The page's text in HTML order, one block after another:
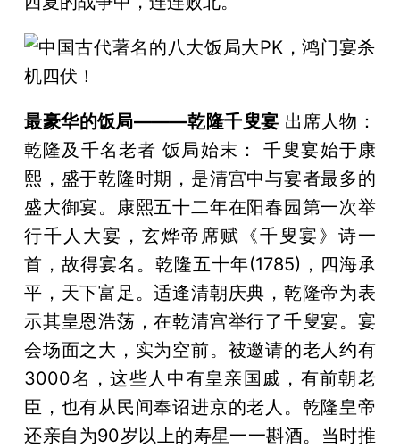
最豪华的饭局———乾隆千叟宴 出席人物：
乾隆及千名老者 饭局始末： 千叟宴始于康
熙，盛于乾隆时期，是清宫中与宴者最多的
盛大御宴。康熙五十二年在阳春园第一次举
行千人大宴，玄烨帝席赋《千叟宴》诗一
首，故得宴名。乾隆五十年(1785)，四海承
平，天下富足。适逢清朝庆典，乾隆帝为表
示其皇恩浩荡，在乾清宫举行了千叟宴。宴
会场面之大，实为空前。被邀请的老人约有
3000名，这些人中有皇亲国戚，有前朝老
臣，也有从民间奉诏进京的老人。乾隆皇帝
还亲自为90岁以上的寿星一一斟酒。当时推